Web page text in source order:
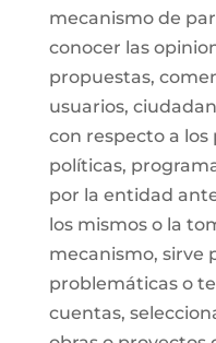
mecanismo de
conocer las
propuestas,
usuarios,
con respecto a los
políticas,
por la entidad
los mismos o la
mecanismo, sirve
problemáticas o
cuentas,